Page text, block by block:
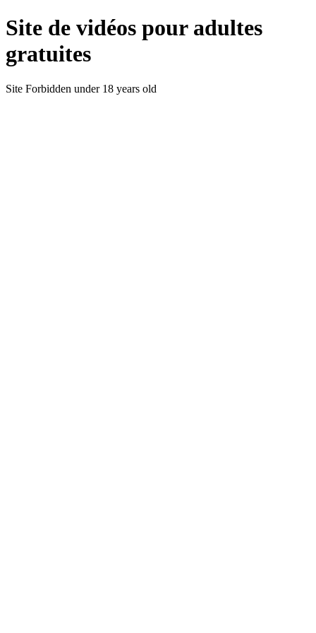
Site de vidéos pour adultes
gratuites
Site Forbidden under 18 years old